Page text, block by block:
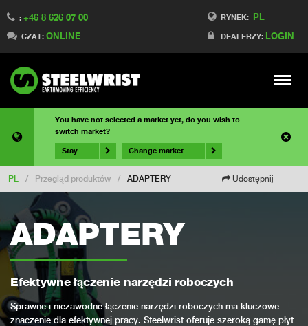
RYNEK: PL
DEALERZY: LOGIN
: +46 8 626 07 00
CZAT: ONLINE
Meny
You have not selected a market yet, do you wish to
switch market?
Stay Change market
PL / Przegląd produktów / ADAPTERY Udostępnij
ADAPTERY
Efektywne łączenie narzędzi roboczych
Sprawne i niezawodne łączenie narzędzi roboczych ma kluczowe
znaczenie dla efektywnej pracy. Steelwrist oferuje szeroką gamę płyt